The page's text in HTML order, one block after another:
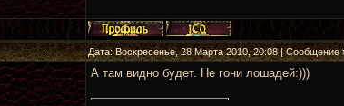
Дата: Воскресенье, 28 Марта 2010, 20:08 | Сообщение
А там видно будет. Не гони лошадей:)))